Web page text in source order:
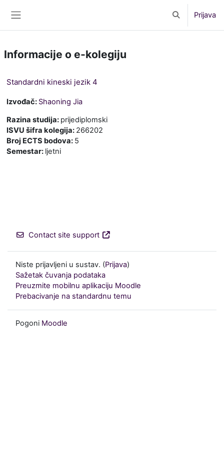
Toggle search
Prijava
Informacije o e-kolegiju
Standardni kineski jezik 4
Izvođač: Shaoning Jia
Razina studija: prijediplomski
ISVU šifra kolegija: 266202
Broj ECTS bodova: 5
Semestar: ljetni
Contact site support
Niste prijavljeni u sustav. (Prijava)
Sažetak čuvanja podataka
Preuzmite mobilnu aplikaciju Moodle
Prebacivanje na standardnu temu
Pogoni Moodle